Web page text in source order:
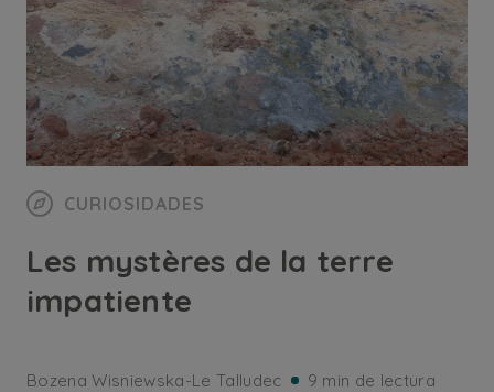
CURIOSIDADES
Les mystères de la terre
impatiente
Bozena Wisniewska-Le Talludec 9 min de lectura